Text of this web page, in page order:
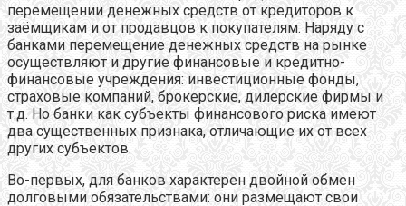
перемещении денежных средств от кредиторов к
заёмщикам и от продавцов к покупателям. Наряду с
банками перемещение денежных средств на рынке
осуществляют и другие финансовые и кредитно-
финансовые учреждения: инвестиционные фонды,
страховые компаний, брокерские, дилерские фирмы и
т.д. Но банки как субъекты финансового риска имеют
два существенных признака, отличающие их от всех
других субъектов.
Во-первых, для банков характерен двойной обмен
долговыми обязательствами: они размещают свои